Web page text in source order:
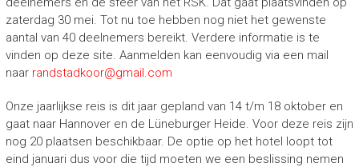
zaterdag 30 mei. Tot nu toe hebben nog niet het gewenste
aantal van 40 deelnemers bereikt. Verdere informatie is te
vinden op deze site. Aanmelden kan eenvoudig via een mail
naar randstadkoor@gmail.com
Onze jaarlijkse reis is dit jaar gepland van 14 t/m 18 oktober en
gaat naar Hannover en de Lüneburger Heide. Voor deze reis zijn
nog 20 plaatsen beschikbaar. De optie op het hotel loopt tot
eind januari dus voor die tijd moeten we een beslissing nemen